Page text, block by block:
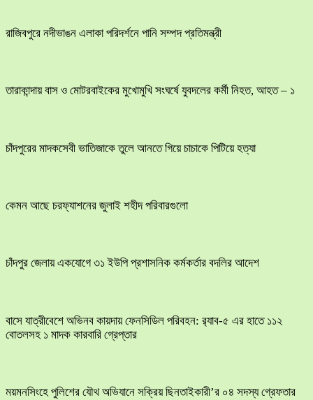
রাজিবপুরে নদীভাঙন এলাকা পরিদর্শনে পানি সম্পদ প্রতিমন্ত্রী
তারাকান্দায় বাস ও মোটরবাইকের মুখোমুখি সংঘর্ষে যুবদলের কর্মী নিহত, আহত – ১
চাঁদপুরের মাদকসেবী ভাতিজাকে তুলে আনতে গিয়ে চাচাকে পিটিয়ে হত্যা
কেমন আছে চরফ্যাশনের জুলাই শহীদ পরিবারগুলো
চাঁদপুর জেলায় একযোগে ৩১ ইউপি প্রশাসনিক কর্মকর্তার বদলির আদেশ
বাসে যাত্রীবেশে অভিনব কায়দায় ফেনসিডিল পরিবহন: র‍্যাব-৫ এর হাতে ১১২
বোতলসহ ১ মাদক কারবারি গ্রেপ্তার
ময়মনসিংহে পুলিশের যৌথ অভিযানে সক্রিয় ছিনতাইকারী’র ০৪ সদস্য গ্রেফতার